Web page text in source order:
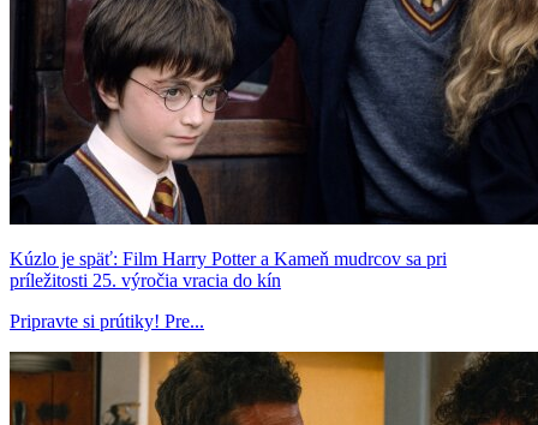
Kúzlo je späť: Film Harry Potter a Kameň mudrcov sa pri
príležitosti 25. výročia vracia do kín
Pripravte si prútiky! Pre...